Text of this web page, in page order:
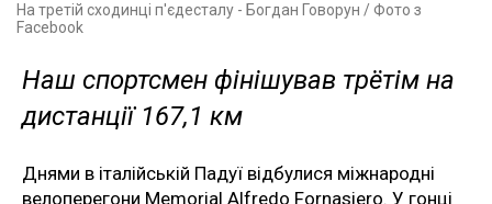
На третій сходинці п'єдесталу - Богдан Говорун / Фото з
Facebook
Наш спортсмен фінішував трётім на
дистанції 167,1 км
Днями в італійській Падуї відбулися міжнародні
велоперегони Memorial Alfredo Fornasiero. У гонці